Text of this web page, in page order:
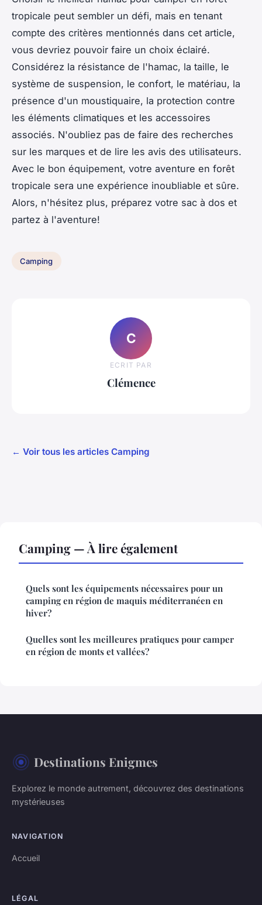
tropicale peut sembler un défi, mais en tenant
compte des critères mentionnés dans cet article,
vous devriez pouvoir faire un choix éclairé.
Considérez la résistance de l'hamac, la taille, le
système de suspension, le confort, le matériau, la
présence d'un moustiquaire, la protection contre
les éléments climatiques et les accessoires
associés. N'oubliez pas de faire des recherches
sur les marques et de lire les avis des utilisateurs.
Avec le bon équipement, votre aventure en forêt
tropicale sera une expérience inoubliable et sûre.
Alors, n'hésitez plus, préparez votre sac à dos et
partez à l'aventure!
Camping
C
ECRIT PAR
Clémence
← Voir tous les articles Camping
Camping — À lire également
Quels sont les équipements nécessaires pour un
camping en région de maquis méditerranéen en
hiver?
Quelles sont les meilleures pratiques pour camper
en région de monts et vallées?
Destinations Enigmes
Explorez le monde autrement, découvrez des destinations
mystérieuses
NAVIGATION
Accueil
LÉGAL